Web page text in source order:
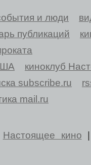
и люди
публикаций
киноклуб
subscribe.ru
mail.ru
Настоящее кино